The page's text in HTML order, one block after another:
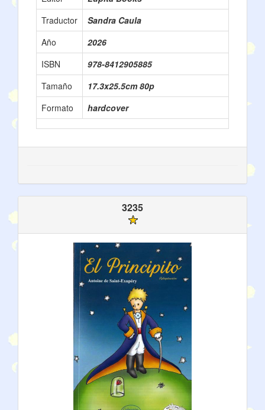
Traductor
Sandra Caula
Año
2026
ISBN
978-8412905885
Tamaño
17.3x25.5cm 80p
Formato
hardcover
3235